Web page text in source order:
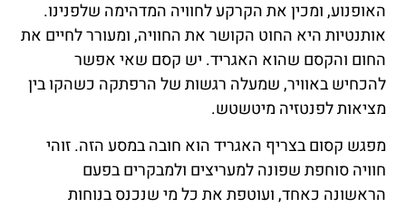
האופנוע, ומכין את הקרקע לחוויה המדהימה שלפנינו.
אותנטיות היא החוט הקושר את החוויה, ומעורר לחיים את
החום והקסם שהוא האגריד. יש קסם שאי אפשר
להכחיש באוויר, שמעלה רגשות של הרפתקה כשהקו בין
מציאות לפנטזיה מיטשטש.
מפגש קסום בצריף האגריד הוא חובה במסע הזה. זוהי
חוויה סוחפת שפונה למעריצים ולמבקרים בפעם
הראשונה כאחד, ועוטפת את כל מי שנכנס בנוחות